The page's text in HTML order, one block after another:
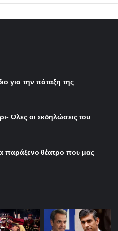
για την πάταξη της
Ολες οι εκδηλώσεις του
παράξενο θέατρο που μας